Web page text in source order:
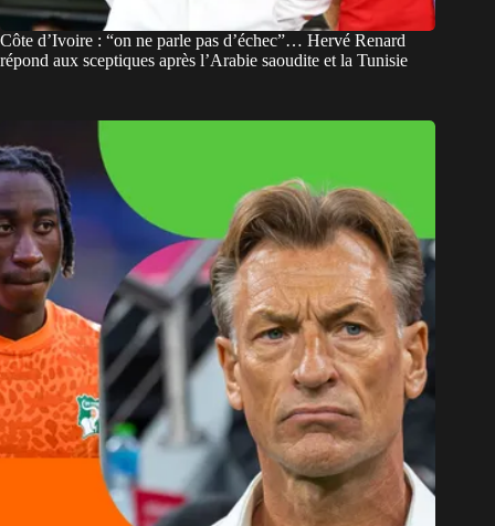
Côte d’Ivoire : “on ne parle pas d’échec”… Hervé Renard
répond aux sceptiques après l’Arabie saoudite et la Tunisie